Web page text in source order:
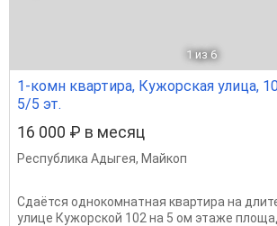
1 из 6
1-комн квартира, Кужорская улица,
5/5 эт.
16 000 ₽ в месяц
Республика Адыгея, Майкоп
Сдаётся однокомнатная квартира на
улице Кужорской 102 на 5 ом этаже